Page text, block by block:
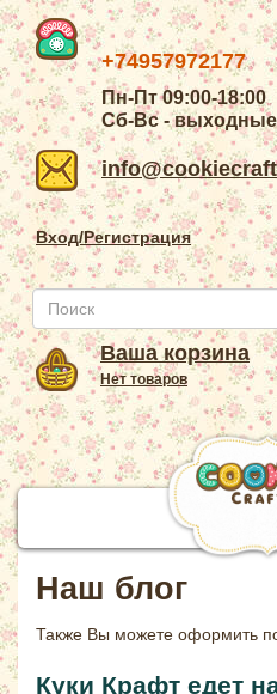
+74957972177
Пн-Пт 09:00-18:00
Сб-Вс - выходные
Вход/Регистрация
Ваша корзина
Нет товаров
Наш блог
Также Вы можете оформить
Куки Крафт едет